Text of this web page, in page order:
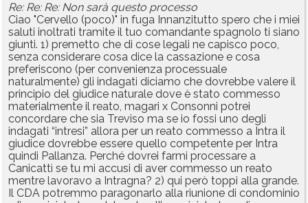
Re: Re: Re: Non sarà questo processo
Ciao "Cervello (poco)" in fuga Innanzitutto spero che i miei
saluti inoltrati tramite il tuo comandante spagnolo ti siano
giunti. 1) premetto che di cose legali ne capisco poco,
senza considerare cosa dice la cassazione e cosa
preferiscono (per convenienza processuale
naturalmente) gli indagati diciamo che dovrebbe valere il
principio del giudice naturale dove è stato commesso
materialmente il reato, magari x Consonni potrei
concordare che sia Treviso ma se io fossi uno degli
indagati “intresi” allora per un reato commesso a Intra il
giudice dovrebbe essere quello competente per Intra
quindi Pallanza. Perché dovrei farmi processare a
Canicattì se tu mi accusi di aver commesso un reato
mentre lavoravo a Intragna? 2) qui però toppi alla grande.
Il CDA potremmo paragonarlo alla riunione di condominio